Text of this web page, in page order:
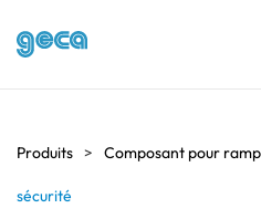
Produits Composant pour
sécurité